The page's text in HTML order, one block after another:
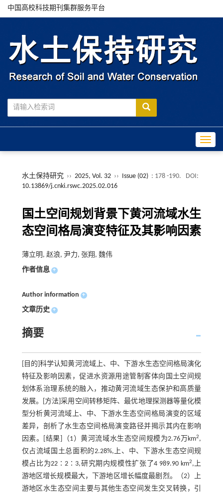
中国高校科技期刊集群服务平台
水土保持研究 ›› 2025, Vol. 32 ›› Issue (02) : 178 -190.
DOI:
10.13869/j.cnki.rswc.2025.02.016
国土空间规划背景下黄河流域水生
态空间格局演变特征及其影响因素
薄立明, 赵浪, 尹力, 张翔, 魏伟
作者信息 +
Author information +
文章历史 +
摘要
[目的]科学认知黄河流域上、中、下游水生态空间格局演化
特征及影响因素，促进水资源用途管制客体向国土空间规
划体系治理系统的融入，推动黄河流域生态保护和高质量
发展。[方法]采用空间转移矩阵、最优地理探测器等量化模
型分析黄河流域上、中、下游水生态空间格局演变的区域
差异，剖析了水生态空间格局演变路径并揭示其内在影响
因素。[结果]（1）黄河流域水生态空间规模为2.76万km2,
仅占流域国土总面积的2.28%,上、中、下游水生态空间规
模占比为22∶2∶3,研究期内规模性扩张了4 989.90 km2,上
游地区增长规模最大，下游地区增长幅度最剧烈。（2）上
游地区水生态空间主要与其他生态空间发生交叉转换，引